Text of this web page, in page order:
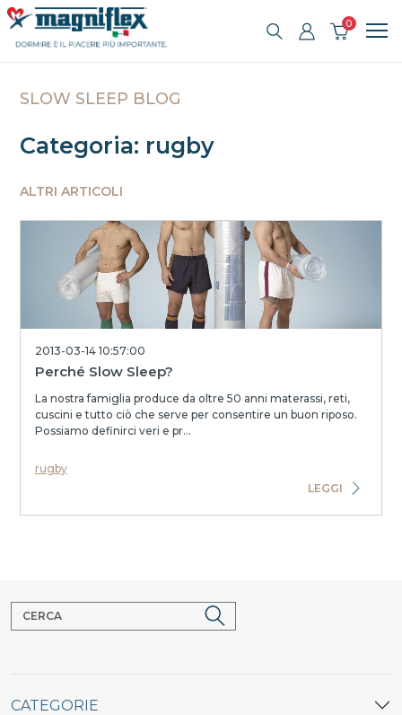
0
SLOW SLEEP BLOG
Categoria: rugby
ALTRI ARTICOLI
2013-03-14 10:57:00
Perché Slow Sleep?
La nostra famiglia produce da oltre 50 anni materassi, reti,
cuscini e tutto ciò che serve per consentire un buon riposo.
Possiamo definirci veri e pr...
rugby
LEGGI
CATEGORIE